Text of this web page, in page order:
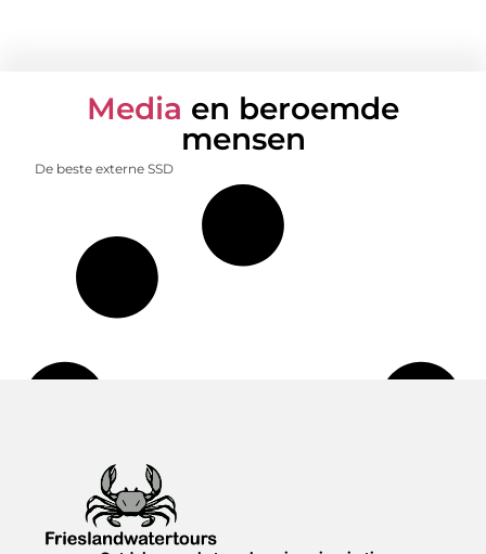
Media en beroemde
mensen
De beste externe SSD